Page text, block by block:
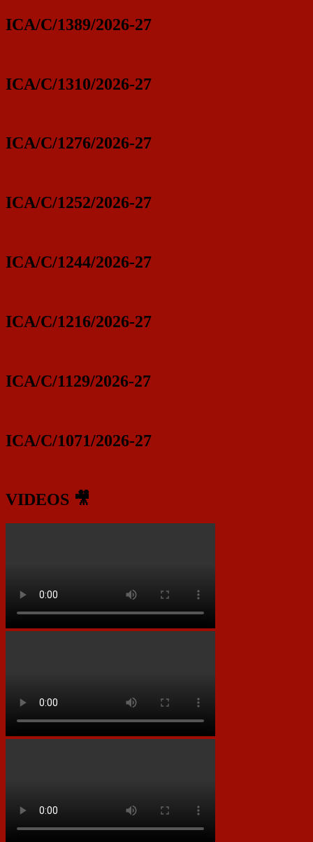
ICA/C/1389/2026-27
ICA/C/1310/2026-27
ICA/C/1276/2026-27
ICA/C/1252/2026-27
ICA/C/1244/2026-27
ICA/C/1216/2026-27
ICA/C/1129/2026-27
ICA/C/1071/2026-27
VIDEOS 🎥